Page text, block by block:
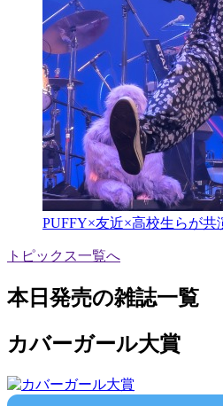
PUFFY×友近×高校生らが
トピックス一覧へ
本日発売の雑誌一覧
カバーガール大賞